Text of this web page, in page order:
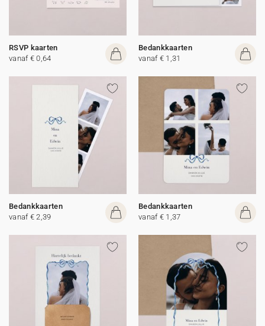
RSVP kaarten
vanaf € 0,64
Bedankkaarten
vanaf € 1,31
Bedankkaarten
vanaf € 2,39
Bedankkaarten
vanaf € 1,37